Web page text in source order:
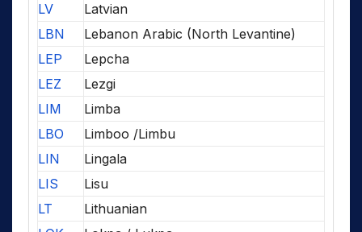
LV
Latvian
LBN
Lebanon Arabic (North Levantine)
LEP
Lepcha
LEZ
Lezgi
LIM
Limba
LBO
Limboo /Limbu
LIN
Lingala
LIS
Lisu
LT
Lithuanian